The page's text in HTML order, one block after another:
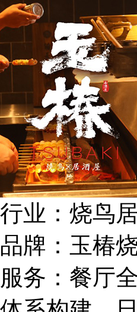
行业： 烧鸟
品牌： 玉椿
服务： 餐厅